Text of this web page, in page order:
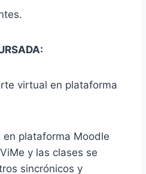
virtual en plataforma
en plataforma Moodle
y las clases se
sincrónicos y